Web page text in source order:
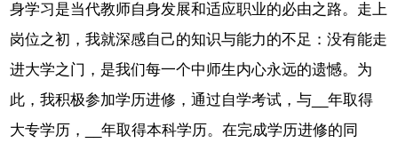
身学习是当代教师自身发展和适应职业的必由之路。走上
岗位之初，我就深感自己的知识与能力的不足：没有能走
进大学之门，是我们每一个中师生内心永远的遗憾。为
此，我积极参加学历进修，通过自学考试，与__年取得
大专学历，__年取得本科学历。在完成学历进修的同